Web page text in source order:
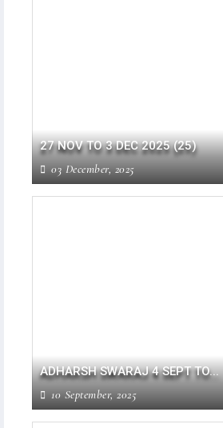
27 NOV TO 3 DEC 2025 (25)
03 December, 2025
ADHARSH SWARAJ 4 SEPT TO...
10 September, 2025